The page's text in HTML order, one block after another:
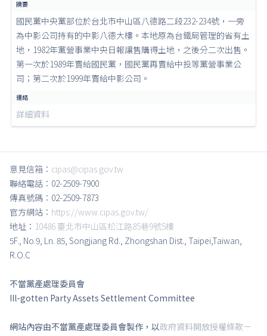
國民黨中央黨部位於台北市中山區八德路二段232-234號，一旁
為中影公司持有的中影八德大樓。本地原為台鐵局管理的省有土
地，1982年黨營事業中央日報讓售購得土地，之後分二次出售。
第一次於1989年賣給國民黨，國民黨再賣給中投等黨營事業公
司；第二次於1999年賣給中影公司。
詳細資料
意見信箱： cipas@cipas.gov.tw
聯絡電話：02-2509-7900
傳真號碼：02-2509-7873
官方網站： https://www.cipas.gov.tw/
地址： 10486 臺北市中山區松江路85巷9號5樓
5F., No.9, Ln. 85, Songjiang Rd., Zhongshan Dist., Taipei,Taiwan,
R.O.C
不當黨產處理委員會
Ill-gotten Party Assets Settlement Committee
網站內容由不當黨產處理委員會製作，以政府資料開放授權條款－